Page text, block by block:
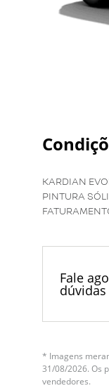
KARDIAN
PINTURA
Fale
dúvidas
* Imagens
31/08/2026. Os
vendedores.